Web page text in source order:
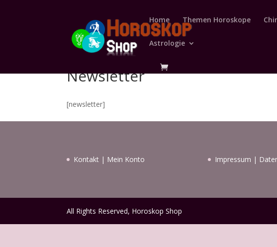
Home Themen Horoskope
Astrologie
Newsletter
[newsletter]
Kontakt | Mein Konto Impressum |
All Rights Reserved, Horoskop Shop